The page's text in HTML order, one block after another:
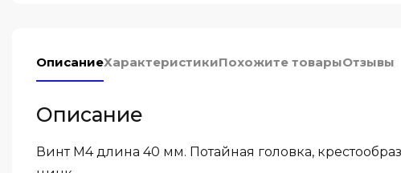
ОписаниеХарактеристикиПохожите товарыОтзывы
Описание
Винт М4 длина 40 мм. Потайная головка,